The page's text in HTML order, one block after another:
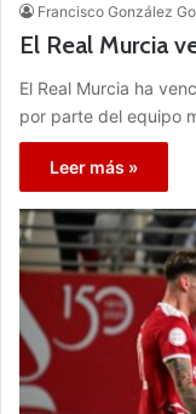
Francisco González
El Real Murcia
El Real Murcia ha
por parte del equipo
Leer más »